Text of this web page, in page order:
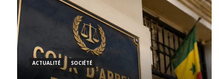
ACTUALITÉ SOCIÉTÉ